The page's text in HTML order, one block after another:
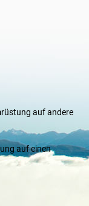
auf andere
auf einen